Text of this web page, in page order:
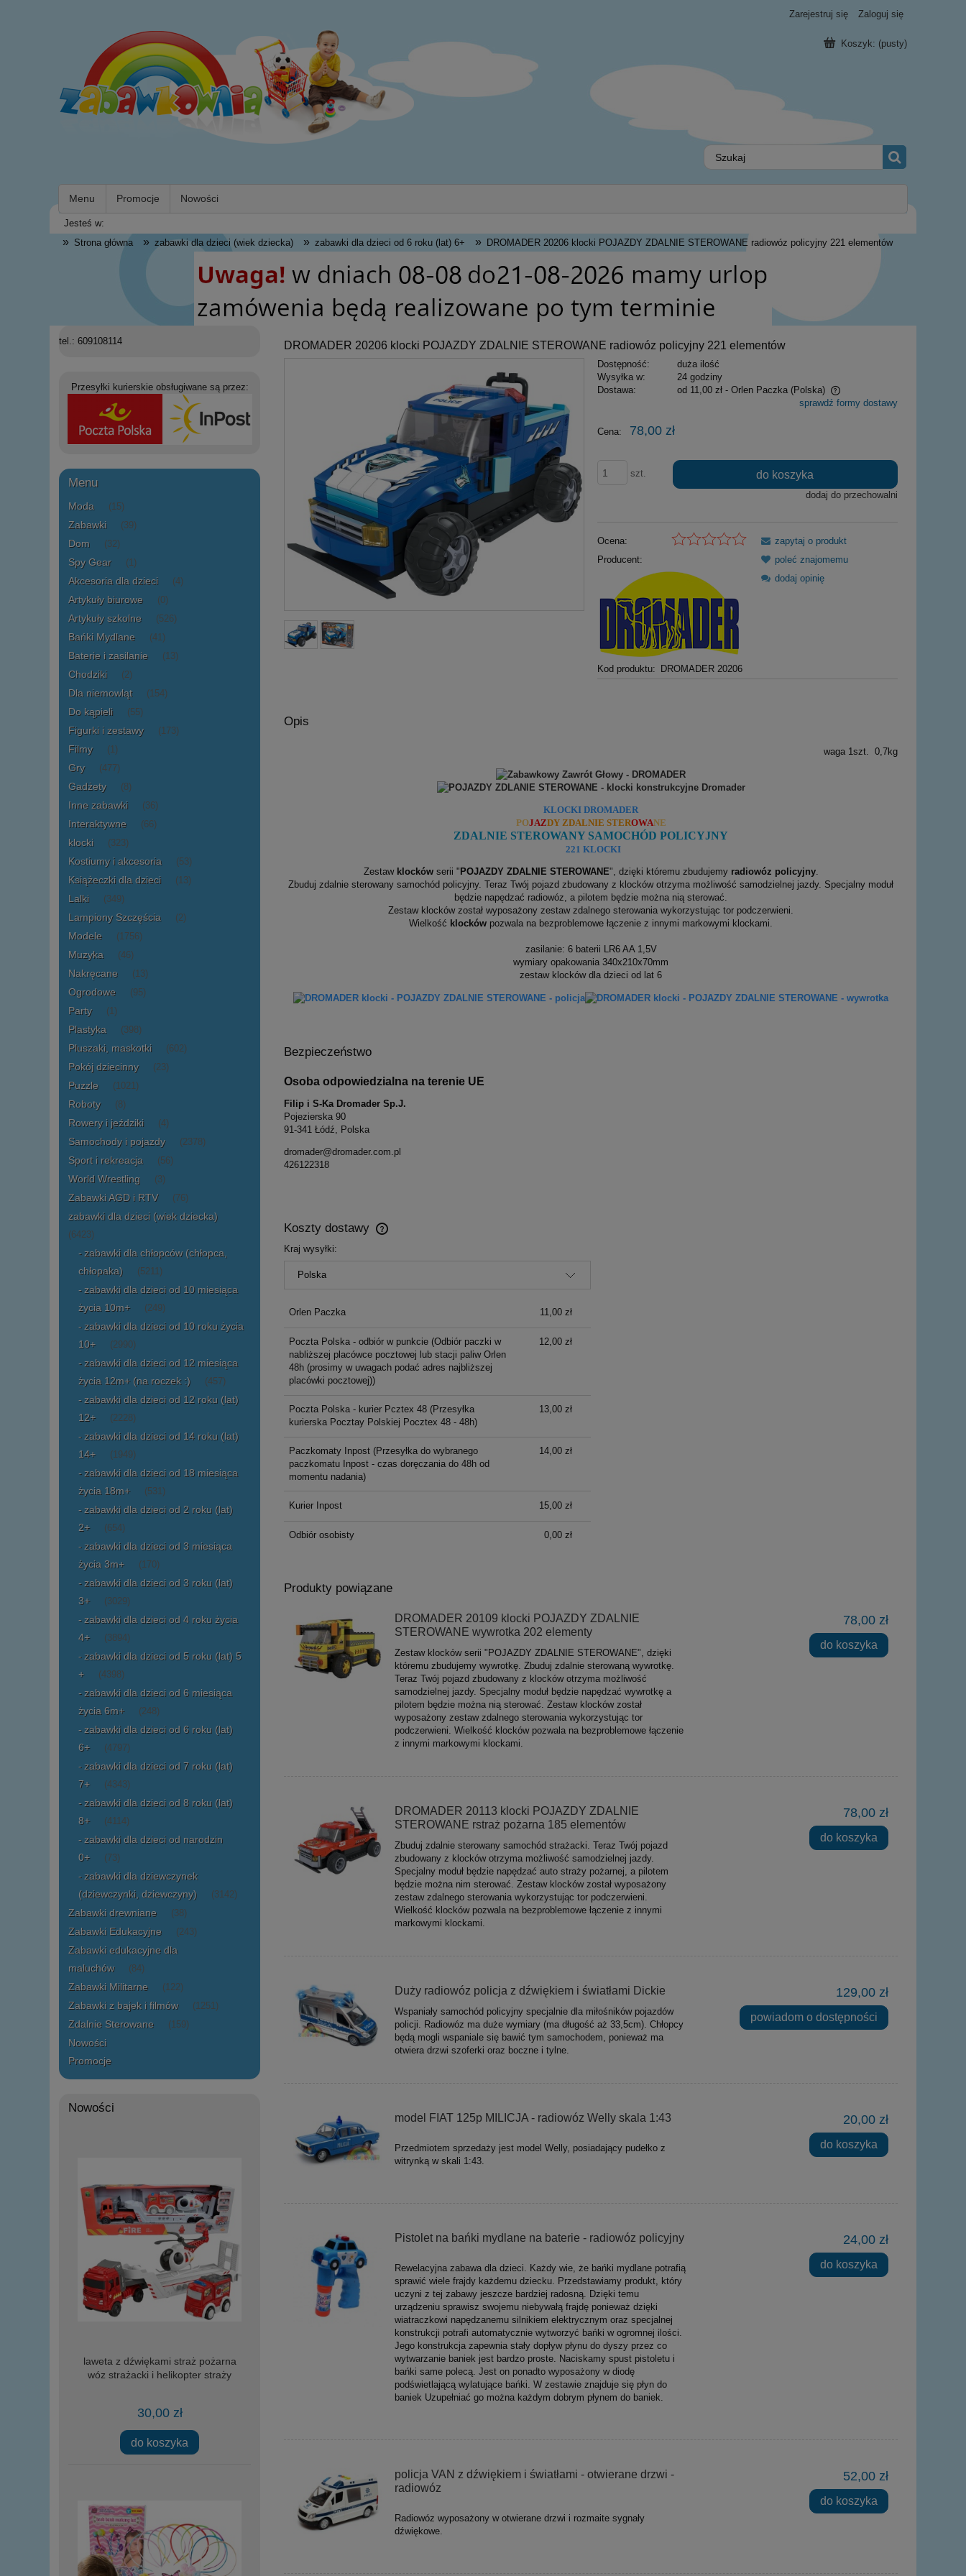
Zarejestruj się Zaloguj się
Koszyk: (pusty)
Menu Promocje Nowości
Jesteś w:
» Strona główna » zabawki dla dzieci (wiek dziecka) » zabawki dla dzieci od 6 roku (lat) 6+ » DROMADER 20206 klocki POJAZDY ZDALNIE STEROWANE radiowóz policyjny 221 elementów
tel.: 609108114
Przesyłki kurierskie obsługiwane są przez:
Menu
Moda (15)
Zabawki (39)
Dom (32)
Spy Gear (1)
Akcesoria dla dzieci (4)
Artykuły biurowe (0)
Artykuły szkolne (526)
Bańki Mydlane (41)
Baterie i zasilanie (13)
Chodziki (2)
Dla niemowląt (154)
Do kąpieli (55)
Figurki i zestawy (173)
Filmy (1)
Gry (477)
Gadżety (8)
Inne zabawki (36)
Interaktywne (66)
klocki (323)
Kostiumy i akcesoria (53)
Książeczki dla dzieci (13)
Lalki (349)
Lampiony Szczęścia (2)
Modele (1756)
Muzyka (46)
Nakręcane (13)
Ogrodowe (95)
Party (1)
Plastyka (398)
Pluszaki, maskotki (602)
Pokój dziecinny (23)
Puzzle (1021)
Roboty (8)
Rowery i jeździki (4)
Samochody i pojazdy (2378)
Sport i rekreacja (56)
World Wrestling (3)
Zabawki AGD i RTV (76)
zabawki dla dzieci (wiek dziecka)
(6423)
zabawki dla chłopców (chłopca,
chłopaka)
(5211)
zabawki dla dzieci od 10 miesiąca
życia 10m+
(249)
zabawki dla dzieci od 10 roku życia
10+
(2990)
zabawki dla dzieci od 12 miesiąca
życia 12m+ (na roczek :)
(457)
zabawki dla dzieci od 12 roku (lat)
12+
(2228)
zabawki dla dzieci od 14 roku (lat)
14+
(1949)
zabawki dla dzieci od 18 miesiąca
życia 18m+
(531)
zabawki dla dzieci od 2 roku (lat)
2+
(654)
zabawki dla dzieci od 3 miesiąca
życia 3m+
(170)
zabawki dla dzieci od 3 roku (lat)
3+
(3029)
zabawki dla dzieci od 4 roku życia
4+
(3894)
zabawki dla dzieci od 5 roku (lat) 5
+
(4398)
zabawki dla dzieci od 6 miesiąca
życia 6m+
(248)
zabawki dla dzieci od 6 roku (lat)
6+
(4797)
zabawki dla dzieci od 7 roku (lat)
7+
(4343)
zabawki dla dzieci od 8 roku (lat)
8+
(4114)
zabawki dla dzieci od narodzin
0+
(73)
zabawki dla dziewczynek
(dziewczynki, dziewczyny)
(3142)
Zabawki drewniane (38)
Zabawki Edukacyjne (243)
Zabawki edukacyjne dla
maluchów
(84)
Zabawki Militarne (122)
Zabawki z bajek i filmów (1251)
Zdalnie Sterowane (159)
Nowości
Promocje
Nowości
laweta z dźwiękami straż pożarna
wóz strażacki i helikopter straży
30,00 zł
do koszyka
DROMADER 20206 klocki POJAZDY ZDALNIE STEROWANE radiowóz policyjny 221 elementów
Dostępność:
duża ilość
Wysyłka w:
24 godziny
Dostawa:
od 11,00 zł - Orlen Paczka (Polska)
płatności
sprawdź formy dostawy
Cena: 78,00 zł
szt. do koszyka
dodaj do przechowalni
Ocena:
Producent:
Kod produktu: DROMADER 20206
zapytaj o produkt
poleć znajomemu
dodaj opinię
Opis
waga 1szt. 0,7kg
KLOCKI DROMADER
POJAZDY ZDALNIE STEROWANE
ZDALNIE STEROWANY SAMOCHÓD POLICYJNY
221 KLOCKI
Zestaw klocków serii " POJAZDY ZDALNIE STEROWANE", dzięki któremu zbudujemy radiowóz policyjny.
Zbuduj zdalnie sterowany samochód policyjny. Teraz Twój pojazd zbudowany z klocków otrzyma możliwość samodzielnej jazdy. Specjalny moduł
będzie napędzać radiowóz, a pilotem będzie można nią sterować.
Zestaw klocków został wyposażony zestaw zdalnego sterowania wykorzystując tor podczerwieni.
Wielkość klocków pozwala na bezproblemowe łączenie z innymi markowymi klockami.
zasilanie: 6 baterii LR6 AA 1,5V
wymiary opakowania 340x210x70mm
zestaw klocków dla dzieci od lat 6
Bezpieczeństwo
Osoba odpowiedzialna na terenie UE
Filip i S-Ka Dromader Sp.J.
Pojezierska 90
91-341 Łódź, Polska
dromader@dromader.com.pl
426122318
Koszty dostawy
Kraj wysyłki:
Orlen Paczka 11,00 zł
Poczta Polska - odbiór w punkcie(Odbiór paczki w
nabliższej placówce pocztowej lub stacji paliw Orlen
48h (prosimy w uwagach podać adres najbliższej
placówki pocztowej))
12,00 zł
Poczta Polska - kurier Pcztex 48(Przesyłka
kurierska Pocztay Polskiej Pocztex 48 - 48h)
13,00 zł
Paczkomaty Inpost(Przesyłka do wybranego
paczkomatu Inpost - czas doręczania do 48h od
momentu nadania)
14,00 zł
Kurier Inpost 15,00 zł
Odbiór osobisty 0,00 zł
Produkty powiązane
DROMADER 20109 klocki POJAZDY ZDALNIE
STEROWANE wywrotka 202 elementy
Zestaw klocków serii "POJAZDY ZDALNIE STEROWANE", dzięki
któremu zbudujemy wywrotkę. Zbuduj zdalnie sterowaną wywrotkę.
Teraz Twój pojazd zbudowany z klocków otrzyma możliwość
samodzielnej jazdy. Specjalny moduł będzie napędzać wywrotkę a
pilotem będzie można nią sterować. Zestaw klocków został
wyposażony zestaw zdalnego sterowania wykorzystując tor
podczerwieni. Wielkość klocków pozwala na bezproblemowe łączenie
z innymi markowymi klockami.
78,00 zł
do koszyka
DROMADER 20113 klocki POJAZDY ZDALNIE
STEROWANE rstraż pożarna 185 elementów
Zbuduj zdalnie sterowany samochód strażacki. Teraz Twój pojazd
zbudowany z klocków otrzyma możliwość samodzielnej jazdy.
Specjalny moduł będzie napędzać auto straży pożarnej, a pilotem
będzie można nim sterować. Zestaw klocków został wyposażony
zestaw zdalnego sterowania wykorzystując tor podczerwieni.
Wielkość klocków pozwala na bezproblemowe łączenie z innymi
markowymi klockami.
78,00 zł
do koszyka
Duży radiowóz policja z dźwiękiem i światłami Dickie
Wspaniały samochód policyjny specjalnie dla miłośników pojazdów
policji. Radiowóz ma duże wymiary (ma długość aż 33,5cm). Chłopcy
będą mogli wspaniale się bawić tym samochodem, ponieważ ma
otwiera drzwi szoferki oraz boczne i tylne.
129,00 zł
powiadom o dostępności
model FIAT 125p MILICJA - radiowóz Welly skala 1:43
Przedmiotem sprzedaży jest model Welly, posiadający pudełko z
witrynką w skali 1:43.
20,00 zł
do koszyka
Pistolet na bańki mydlane na baterie - radiowóz policyjny
Rewelacyjna zabawa dla dzieci. Każdy wie, że bańki mydlane potrafią
sprawić wiele frajdy każdemu dziecku. Przedstawiamy produkt, który
uczyni z tej zabawy jeszcze bardziej radosną. Dzięki temu
urządzeniu sprawisz swojemu niebywałą frajdę ponieważ dzięki
wiatraczkowi napędzanemu silnikiem elektrycznym oraz specjalnej
konstrukcji potrafi automatycznie wytworzyć bańki w ogromnej ilości.
Jego konstrukcja zapewnia stały dopływ płynu do dyszy przez co
wytwarzanie baniek jest bardzo proste. Naciskamy spust pistoletu i
bańki same polecą. Jest on ponadto wyposażony w diodę
podświetlającą wylatujące bańki. W zestawie znajduje się płyn do
baniek Uzupełniać go można każdym dobrym płynem do baniek.
24,00 zł
do koszyka
policja VAN z dźwiękiem i światłami - otwierane drzwi -
radiowóz
Radiowóz wyposażony w otwierane drzwi i rozmaite sygnały
dźwiękowe.
52,00 zł
do koszyka